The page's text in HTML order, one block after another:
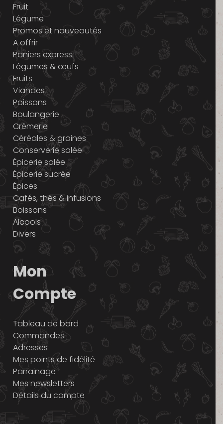
Fruit
Légume
Promos et nouveautés
A offrir
Paniers express
Légumes & œufs
Fruits
Viandes
Poissons
Boulangerie
Crémerie
Céréales & graines
Conserverie salée
Épicerie salée
Épicerie sucrée
Épices
Cafés, thés & infusions
Boissons
Alcools
Divers
Mon
Compte
Tableau de bord
Commandes
Adresses
Mes points de fidélité
Parrainage
Mes newsletters
Détails du compte